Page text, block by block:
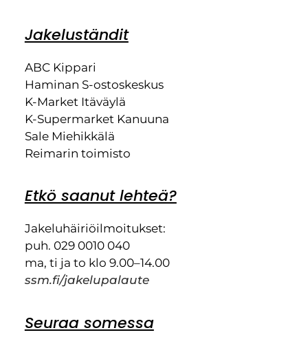
Jakeluständit
ABC Kippari
Haminan S-ostoskeskus
K-Market Itäväylä
K-Supermarket Kanuuna
Sale Miehikkälä
Reimarin toimisto
Etkö saanut lehteä?
Jakeluhäiriöilmoitukset:
puh. 029 0010 040
ma, ti ja to klo 9.00–14.00
ssm.fi/jakelupalaute
Seuraa somessa